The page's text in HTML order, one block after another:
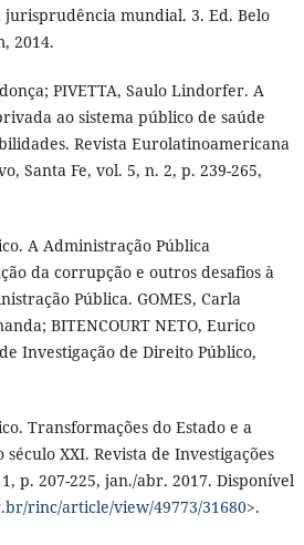
mundial. 3. Ed. Belo
2014.
PIVETTA, Saulo Lindorfer. A
ao sistema público de saúde
Revista Eurolatinoamericana
Santa Fe, vol. 5, n. 2, p. 239-265,
A Administração Pública
da corrupção e outros desafios à
Pública. GOMES, Carla
BITENCOURT NETO, Eurico
Investigação de Direito Público,
Transformações do Estado e a
XXI. Revista de Investigações
p. 207-225, jan./abr. 2017. Disponível
rinc/article/view/49773/31680>.